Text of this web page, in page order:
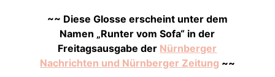
~~ Diese Glosse erscheint unter dem
Namen „Runter vom Sofa“ in der
Freitagsausgabe der Nürnberger
Nachrichten und Nürnberger Zeitung ~~